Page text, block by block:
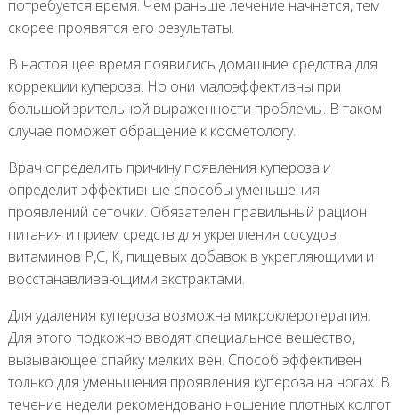
потребуется время. Чем раньше лечение начнется, тем
скорее проявятся его результаты.
В настоящее время появились домашние средства для
коррекции купероза. Но они малоэффективны при
большой зрительной выраженности проблемы. В таком
случае поможет обращение к косметологу.
Врач определить причину появления купероза и
определит эффективные способы уменьшения
проявлений сеточки. Обязателен правильный рацион
питания и прием средств для укрепления сосудов:
витаминов Р,С, К, пищевых добавок в укрепляющими и
восстанавливающими экстрактами.
Для удаления купероза возможна микроклеротерапия.
Для этого подкожно вводят специальное вещество,
вызывающее спайку мелких вен. Способ эффективен
только для уменьшения проявления купероза на ногах. В
течение недели рекомендовано ношение плотных колгот